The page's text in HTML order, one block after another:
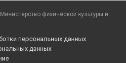
физической культуры и
персональных данных
данных